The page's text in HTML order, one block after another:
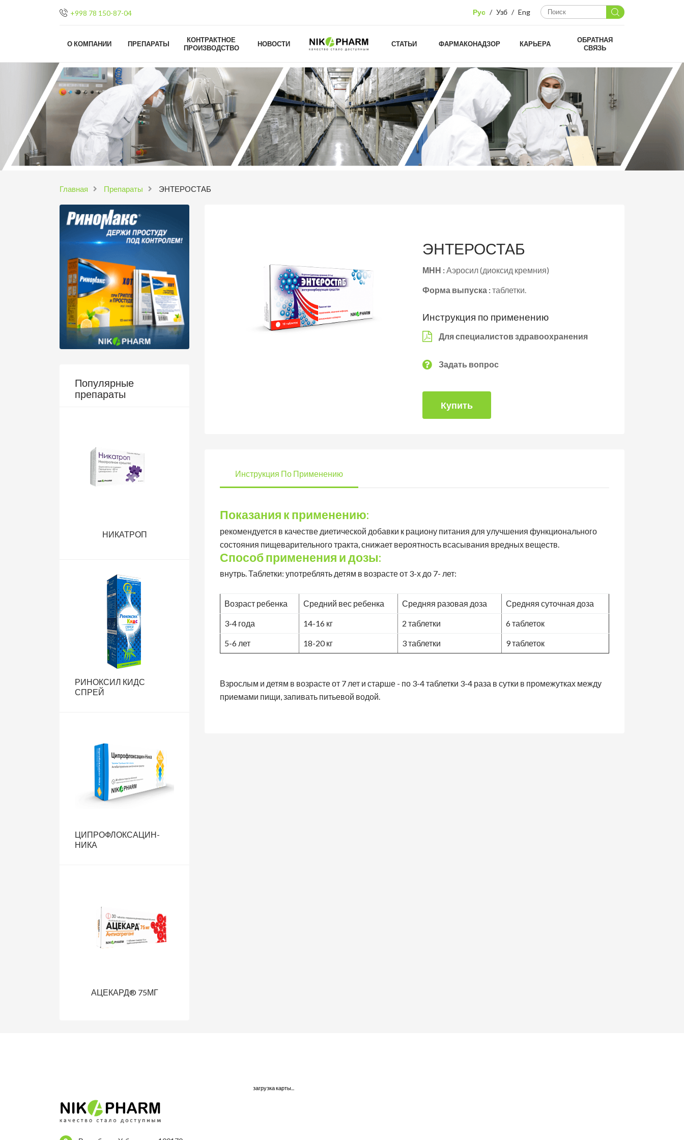
+998 78 150-87-04 Рус / Узб / Eng
О КОМПАНИИ ПРЕПАРАТЫ
КОНТРАКТНОЕ
ПРОИЗВОДСТВО
НОВОСТИ СТАТЬИ ФАРМАКОНАДЗОР КАРЬЕРА
ОБРАТНАЯ
СВЯЗЬ
Главная Препараты ЭНТЕРОСТАБ
ЭНТЕРОСТАБ
МНН :Аэросил (диоксид кремния)
Форма выпуска :таблетки.
Инструкция по применению
Для специалистов здравоохранения
Задать вопрос
Купить
Инструкция По Применению
Показания к применению:
рекомендуется в качестве диетической добавки к рациону питания для улучшения функционального
состояния пищеварительного тракта, снижает вероятность всасывания вредных веществ.
Способ применения и дозы:
внутрь. Таблетки: употреблять детям в возрасте от 3-х до 7- лет:
Возраст ребенка Средний вес ребенка Средняя разовая доза Средняя суточная доза
3-4 года 14-16 кг 2 таблетки 6 таблеток
5-6 лет 18-20 кг 3 таблетки 9 таблеток
Взрослым и детям в возрасте от 7 лет и старше - по 3-4 таблетки 3-4 раза в сутки в промежутках между
приемами пищи, запивать питьевой водой.
Популярные
препараты
НИКАТРОП
РИНОКСИЛ КИДС
СПРЕЙ
ЦИПРОФЛОКСАЦИН-
НИКА
АЦЕКАРД® 75МГ
загрузка карты...